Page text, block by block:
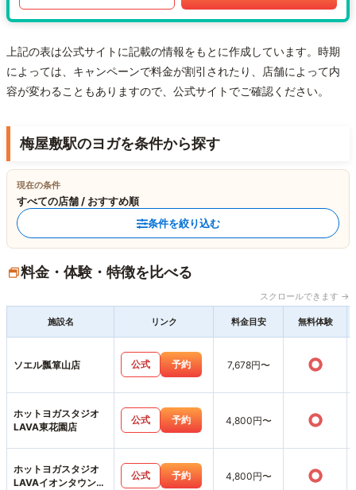
上記の表は公式サイトに記載の情報をもとに作成しています。時期
によっては、キャンペーンで料金が割引されたり、店舗によって内
容が変わることもありますので、公式サイトでご確認ください。
梅屋敷駅のヨガを条件から探す
現在の条件
すべての店舗 / おすすめ順
条件を絞り込む
料金・体験・特徴を比べる
スクロールできます →
施設名 リンク 料金目安 無料体験
ソエル瓢箪山店 公式 予約 7,678円〜 ○
ホットヨガスタジオ
LAVA東花園店
公式 予約 4,800円〜 ○
ホットヨガスタジオ
LAVAイオンタウン富
公式 予約 4,800円〜 ○